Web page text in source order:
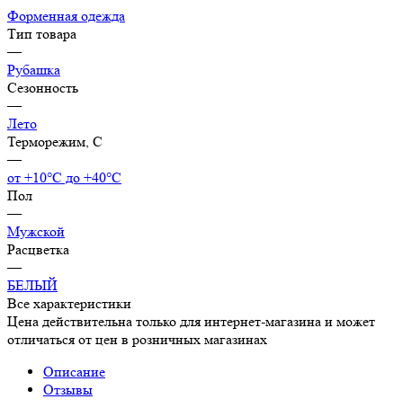
Форменная одежда
Тип товара
—
Рубашка
Сезонность
—
Лето
Терморежим, C
—
от +10°С до +40°С
Пол
—
Мужской
Расцветка
—
БЕЛЫЙ
Все характеристики
Цена действительна только для интернет-магазина и может
отличаться от цен в розничных магазинах
Описание
Отзывы